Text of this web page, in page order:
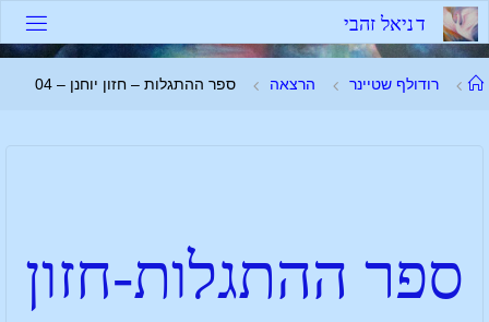
דניאל זהבי
רודולף שטיינר הרצאה ספר ההתגלות – חזון יוחנן – 04
ספר ההתגלות-חזון